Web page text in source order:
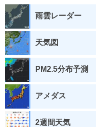
雨雲レーダー
天気図
PM2.5分布予測
アメダス
2週間天気